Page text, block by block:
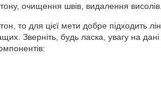
очищення швів, видалення висолів.
то для цієї мети добре підходить
Зверніть, будь ласка, увагу на дані